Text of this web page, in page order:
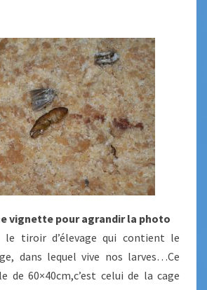
vignette pour agrandir la photo
le tiroir d’élevage qui contient le
dans lequel vive nos larves…Ce
60×40cm,c’est celui de la cage